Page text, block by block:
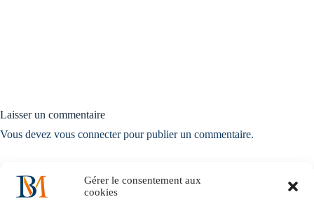
Gérer le consentement aux
cookies
Laisser un commentaire
Vous devez vous connecterpour publier un commentaire.